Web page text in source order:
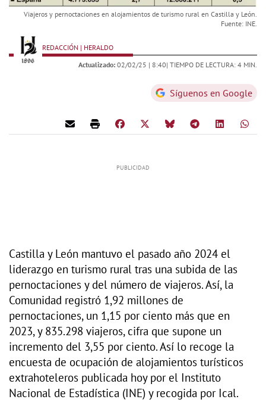
Viajeros y pernoctaciones en alojamientos de turismo rural en Castilla y León.
Fuente: INE.
REDACCIÓN | HERALDO
Actualizado: 02/02/25 | 8:40| TIEMPO DE LECTURA: 4 MIN.
Síguenos en Google
Castilla y León mantuvo el pasado año 2024 el
liderazgo en turismo rural tras una subida de las
pernoctaciones y del número de viajeros. Así, la
Comunidad registró 1,92 millones de
pernoctaciones, un 1,15 por ciento más que en
2023, y 835.298 viajeros, cifra que supone un
incremento del 3,55 por ciento. Así lo recoge la
encuesta de ocupación de alojamientos turísticos
extrahoteleros publicada hoy por el Instituto
Nacional de Estadística (INE) y recogida por Ical.